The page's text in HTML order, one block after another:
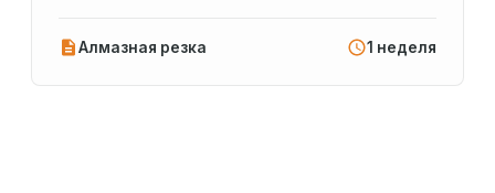
Алмазная резка 1 неделя